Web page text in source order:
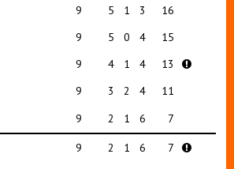
9 5 1 3
16
9 5 0 4
15
9 4 1 4
13
9 3 2 4
11
9 2 1 6 7
9 2 1 6
7